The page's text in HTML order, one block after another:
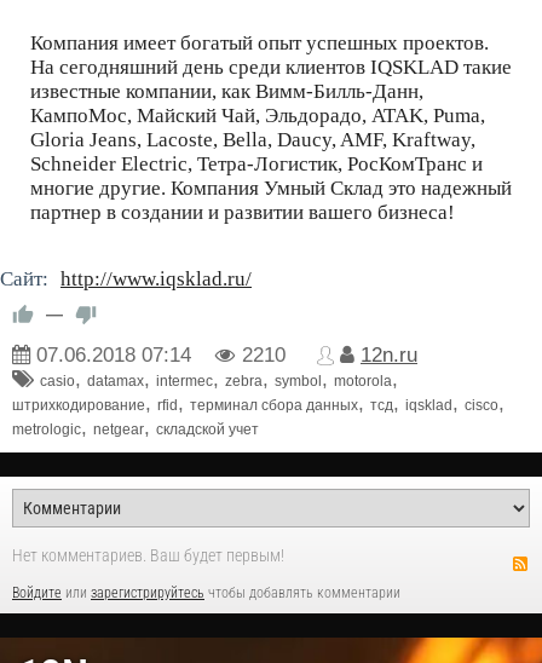
Компания имеет богатый опыт успешных проектов.
На сегодняшний день среди клиентов IQSKLAD такие
известные компании, как Вимм-Билль-Данн,
КампоМос, Майский Чай, Эльдорадо, ATAK, Puma,
Gloria Jeans, Lacoste, Bella, Daucy, AMF, Kraftway,
Schneider Electric, Тетра-Логистик, РосКомТранс и
многие другие. Компания Умный Склад это надежный
партнер в создании и развитии вашего бизнеса!
Сайт: http://www.iqsklad.ru/
—
07.06.2018 07:14 2210 12n.ru
casio, datamax, intermec, zebra, symbol , motorola,
штрихкодирование, rfid , терминал сбора данных, тсд, iqsklad , cisco,
metrologic, netgear, складской учет
Нет комментариев. Ваш будет первым!
Войдите или зарегистрируйтесь чтобы добавлять комментарии